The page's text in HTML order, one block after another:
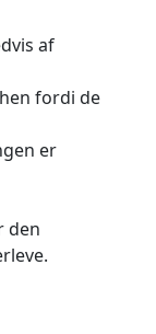
af
fordi de
er
den